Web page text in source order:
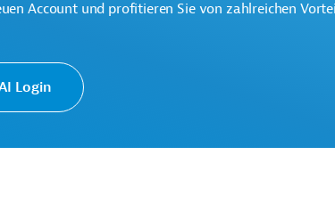
Account und profitieren Sie von zahlreichen
Login